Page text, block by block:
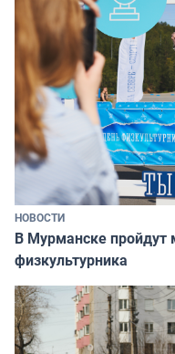
НОВОСТИ
В Мурманске пройдут
физкультурника